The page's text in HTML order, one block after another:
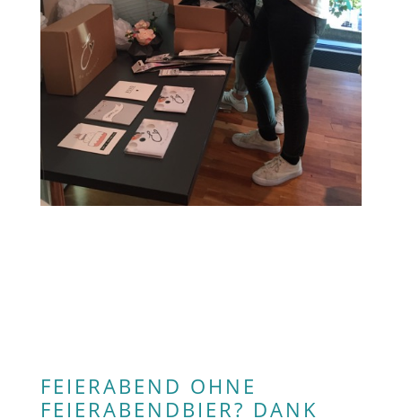
FEIERABEND OHNE
FEIERABENDBIER? DANK